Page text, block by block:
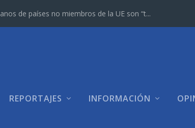
de países no miembros de la UE son “t...
REPORTAJES INFORMACIÓN